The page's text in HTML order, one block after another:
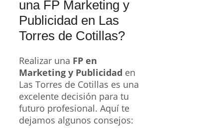
una FP Marketing y
Publicidad en Las
Torres de Cotillas?
Realizar una FP en
Marketing y Publicidad en
Las Torres de Cotillas es una
excelente decisión para tu
futuro profesional. Aquí te
dejamos algunos consejos: